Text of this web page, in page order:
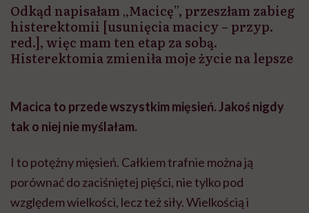
Odkąd napisałam „Macicę”, przeszłam zabieg
histerektomii [usunięcia macicy – przyp.
red.], więc mam ten etap za sobą.
Histerektomia zmieniła moje życie na lepsze
Macica to przede wszystkim mięsień. Jakoś nigdy
tak o niej nie myślałam.
I to potężny mięsień. Całkiem trafnie można ją
porównać do zaciśniętej pięści, nie tylko pod
względem wielkości, lecz też siły. Wielkością i